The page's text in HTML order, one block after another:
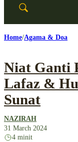
Home Agama & Doa
Niat Ganti
Lafaz &
Sunat
NAZIRAH
31 March 2024
4 minit